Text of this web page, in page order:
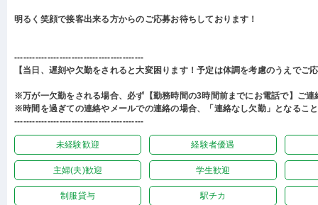
明るく笑顔で接客出来る方からのご応募お待ちしております！
-------------------------------------------
【当日、遅刻や欠勤をされると大変困ります！予定は体調を考慮のうえでご
※万が一欠勤をされる場合、必ず【勤務時間の3時間前までにお電話で】ご連
※時間を過ぎての連絡やメールでの連絡の場合、「連絡なし欠勤」となるこ
-------------------------------------------
未経験歓迎 経験者優遇
主婦(夫)歓迎 学生歓迎
制服貸与 駅チカ